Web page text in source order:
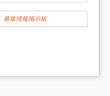
募集情報掲示板